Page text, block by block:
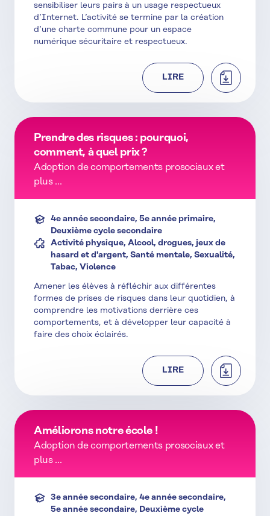
sensibiliser leurs pairs à un usage respectueux
d’Internet. L’activité se termine par la création
d’une charte commune pour un espace
numérique sécuritaire et respectueux.
LIRE
Prendre des risques : pourquoi,
comment, à quel prix ?
Adoption de comportements prosociaux et
plus ...
4e année secondaire, 5e année primaire,
Deuxième cycle secondaire
Activité physique, Alcool, drogues, jeux de
hasard et d'argent, Santé mentale, Sexualité,
Tabac, Violence
Amener les élèves à réfléchir aux différentes
formes de prises de risques dans leur quotidien, à
comprendre les motivations derrière ces
comportements, et à développer leur capacité à
faire des choix éclairés.
LIRE
Améliorons notre école !
Adoption de comportements prosociaux et
plus ...
3e année secondaire, 4e année secondaire,
5e année secondaire, Deuxième cycle